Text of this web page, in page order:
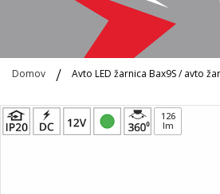
Domov Avto LED žarnica Bax9S / avto
Preskoči
na
126
lm